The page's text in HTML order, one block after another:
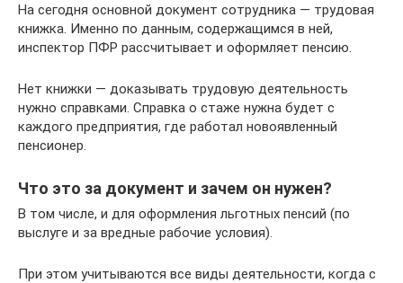
На сегодня основной документ сотрудника — трудовая
книжка. Именно по данным, содержащимся в ней,
инспектор ПФР рассчитывает и оформляет пенсию.
Нет книжки — доказывать трудовую деятельность
нужно справками. Справка о стаже нужна будет с
каждого предприятия, где работал новоявленный
пенсионер.
Что это за документ и зачем он нужен?
В том числе, и для оформления льготных пенсий (по
выслуге и за вредные рабочие условия).
При этом учитываются все виды деятельности, когда с